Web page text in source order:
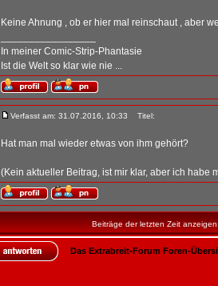
Keine Ahnung , ob er hier mal reinschaut , aber
In meiner Comic-Strip-Phantasie
Ist die Welt so klar wie nie ...
Verfasst am: 31.07.2016, 10:33 Titel:
Hat man mal wieder etwas von ihm gehört?
(Kein aktueller Beitrag, ist mir klar, aber ich habe
Beiträge der letzten Zeit
Das Extrabreit-Forum Foren-